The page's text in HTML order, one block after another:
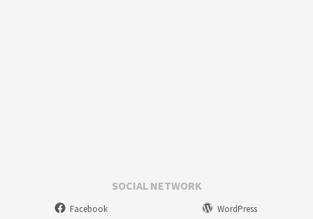
SOCIAL NETWORK
Facebook WordPress